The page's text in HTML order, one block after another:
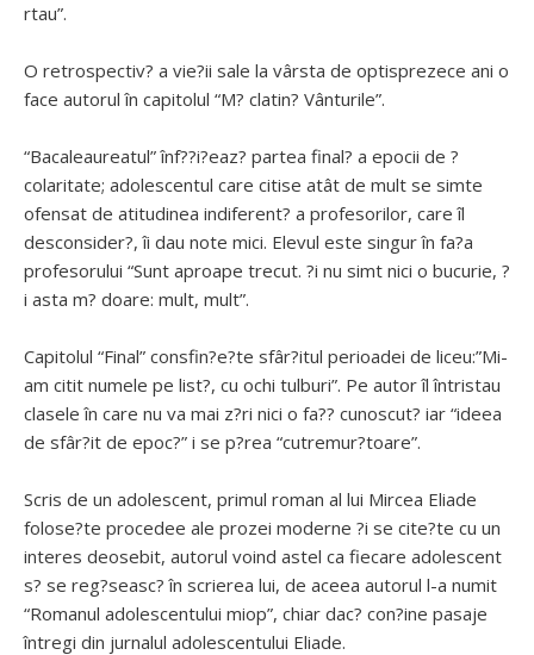
rtau”.
O retrospectiv? a vie?ii sale la vârsta de optisprezece ani o
face autorul în capitolul “M? clatin? Vânturile”.
“Bacaleaureatul” înf??i?eaz? partea final? a epocii de ?
colaritate; adolescentul care citise atât de mult se simte
ofensat de atitudinea indiferent? a profesorilor, care îl
desconsider?, îi dau note mici. Elevul este singur în fa?a
profesorului “Sunt aproape trecut. ?i nu simt nici o bucurie, ?
i asta m? doare: mult, mult”.
Capitolul “Final” consfin?e?te sfâr?itul perioadei de liceu:”Mi-
am citit numele pe list?, cu ochi tulburi”. Pe autor îl întristau
clasele în care nu va mai z?ri nici o fa?? cunoscut? iar “ideea
de sfâr?it de epoc?” i se p?rea “cutremur?toare”.
Scris de un adolescent, primul roman al lui Mircea Eliade
folose?te procedee ale prozei moderne ?i se cite?te cu un
interes deosebit, autorul voind astel ca fiecare adolescent
s? se reg?seasc? în scrierea lui, de aceea autorul l-a numit
“Romanul adolescentului miop”, chiar dac? con?ine pasaje
întregi din jurnalul adolescentului Eliade.